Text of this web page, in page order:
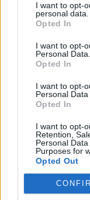
I want to opt-
personal data.
Opted In
I want to opt-
Personal Data.
Opted In
I want to opt-
Personal Data
Opted In
I want to opt-
Retention,
Personal
Purposes for
Opted Out
Ezek is